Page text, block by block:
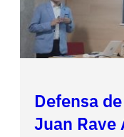
Defensa
Juan Rave